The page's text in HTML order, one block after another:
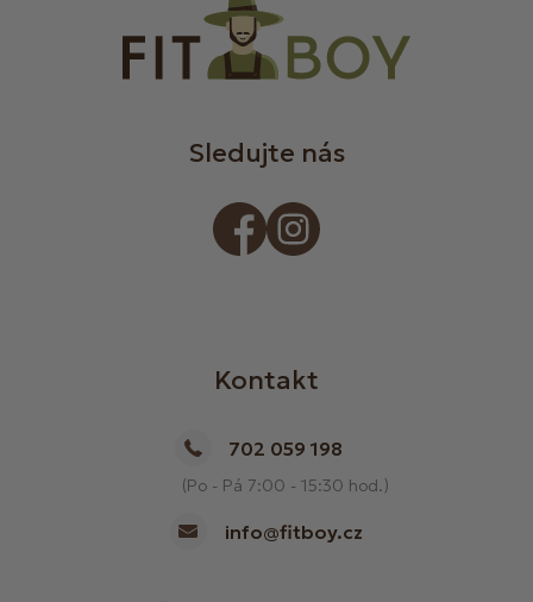
Sledujte nás
Kontakt
702 059 198
(Po - Pá 7:00 - 15:30 hod.)
info@fitboy.cz